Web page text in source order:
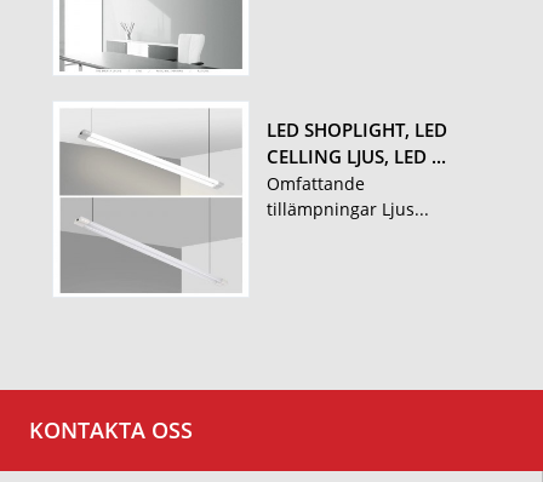
LED SHOPLIGHT, LED
CELLING LJUS, LED ...
Omfattande
tillämpningar Ljus...
KONTAKTA OSS